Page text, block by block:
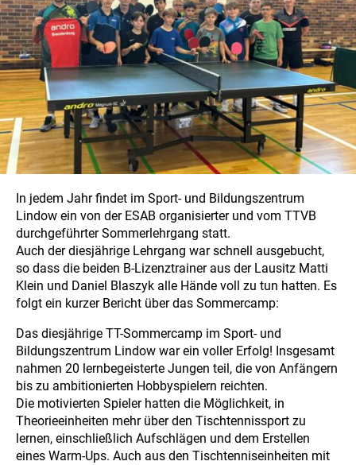
In jedem Jahr findet im Sport- und Bildungszentrum
Lindow ein von der ESAB organisierter und vom TTVB
durchgeführter Sommerlehrgang statt.
Auch der diesjährige Lehrgang war schnell ausgebucht,
so dass die beiden B-Lizenztrainer aus der Lausitz Matti
Klein und Daniel Blaszyk alle Hände voll zu tun hatten. Es
folgt ein kurzer Bericht über das Sommercamp:
Das diesjährige TT-Sommercamp im Sport- und
Bildungszentrum Lindow war ein voller Erfolg! Insgesamt
nahmen 20 lernbegeisterte Jungen teil, die von Anfängern
bis zu ambitionierten Hobbyspielern reichten.
Die motivierten Spieler hatten die Möglichkeit, in
Theorieeinheiten mehr über den Tischtennissport zu
lernen, einschließlich Aufschlägen und dem Erstellen
eines Warm-Ups. Auch aus den Tischtenniseinheiten mit